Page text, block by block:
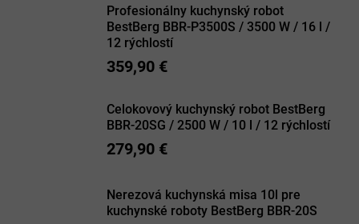
Profesionálny kuchynský robot
BestBerg BBR-P3500S / 3500 W / 16 l /
12 rýchlostí
359,90 €
Celokovový kuchynský robot BestBerg
BBR-20SG / 2500 W / 10 l / 12 rýchlostí
279,90 €
Nerezová kuchynská misa 10l pre
kuchynské roboty BestBerg BBR-20S